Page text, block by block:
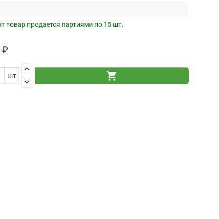
товар продается партиями по 15 шт.
₽
шт
keyboard_arrow_up
keyboard_arrow_down
shopping_cart